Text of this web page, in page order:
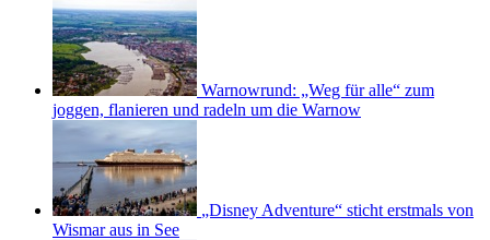
Warnowrund: „Weg für alle“ zum
joggen, flanieren und radeln um die Warnow
„Disney Adventure“ sticht erstmals von
Wismar aus in See